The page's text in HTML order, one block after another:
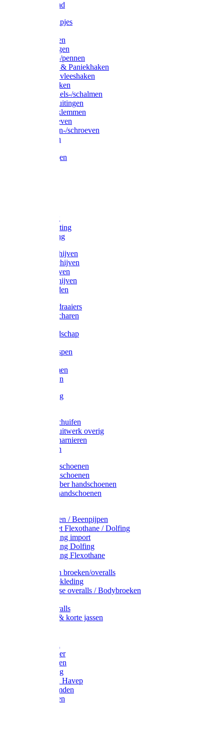
Waslijndraad
Simplexknipjes
Sleutelringen
Gelaste ringen
Borgveren-/pennen
Musketons & Paniekhaken
S-haken & vleeshaken
Karabijnhaken
Noodschakels-/schalmen
Harp-/D-sluitingen
Staaldraadklemmen
Spanschroeven
Ringmoeren-/schroeven
Puntkousen
Aanlegringen
Voetketting
Scheepsketting
Victorketting
Afbraamschijven
Doorslijpschijven
Lamelschijven
Diamantschijven
Laselektroden
Schroevendraaiers
Tangen / Scharen
Meetgereedschap
Vijlen / Raspen
Lijmklemmen
Waterpassen
Bouwbeslag
Grendels/schuifen
Hang en sluitwerk overig
Hengen/scharnieren
Scharnieren
Latex handschoenen
Leren handschoenen
PVC / Rubber handschoenen
Katoenen handschoenen
Plukmouwen / Beenpijpen
Reparatieset Flexothane / Dolfing
Regenkleding import
Regenkleding Dolfing
Regenkleding Flexothane
Toebehoren broeken/overalls
Signalisatiekleding
Amerikaanse overalls / Bodybroeken
Kinderoveralls
Stofjassen & korte jassen
Bodywarmer
Werkbroeken
Zaagkleding
Werkjassen Havep
Thermohemden
Overhemden